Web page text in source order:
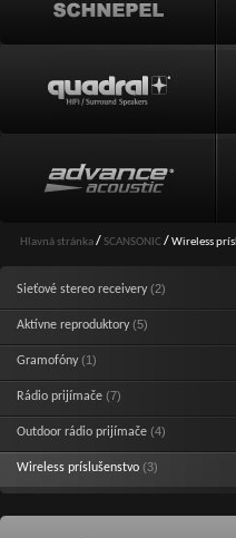
Hlavná stránka/ SCANSONIC / Wireless
Sieťové stereo receivery (2)
Aktívne reproduktory (5)
Gramofóny (1)
Rádio prijímače (7)
Outdoor rádio prijímače (4)
Wireless príslušenstvo (3)